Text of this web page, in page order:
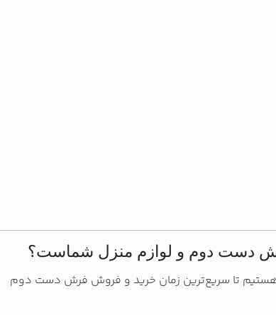
دست دوم و لوازم منزل شماست؟
هستیم تا سریع‌ترین زمان خرید و فروش فرش دست دوم